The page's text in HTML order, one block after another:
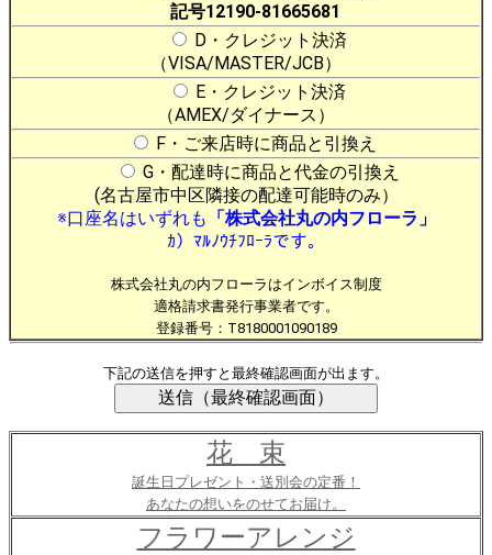
記号12190-81665681
D・クレジット決済
（VISA/MASTER/JCB）
E・クレジット決済
（AMEX/ダイナース）
F・ご来店時に商品と引換え
G・配達時に商品と代金の引換え
(名古屋市中区隣接の配達可能時のみ）
※口座名はいずれも 「株式会社丸の内フローラ」
ｶ）ﾏﾙﾉｳﾁﾌﾛｰﾗです。
株式会社丸の内フローラはインボイス制度
適格請求書発行事業者です。
登録番号：T8180001090189
下記の送信を押すと最終確認画面が出ます。
花 束
誕生日プレゼント・送別会の定番！
あなたの想いをのせてお届け。
フラワーアレンジ